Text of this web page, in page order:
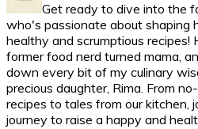
Get ready to dive into the
who's passionate about shaping
healthy and scrumptious recipes!
former food nerd turned mama,
down every bit of my culinary
precious daughter, Rima. From
recipes to tales from our kitchen,
journey to raise a happy and